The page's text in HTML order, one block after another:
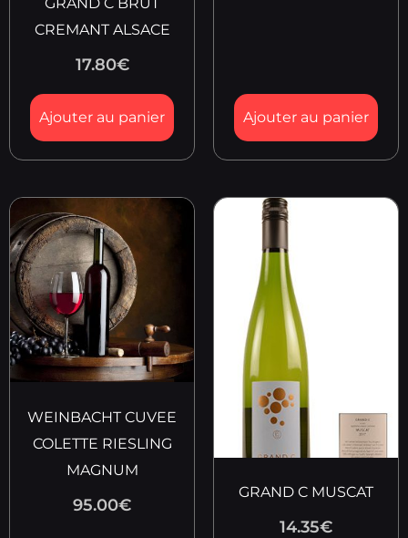
CREMANT ALSACE
17.80€
Ajouter au panier Ajouter au panier
WEINBACHT CUVEE
COLETTE RIESLING
MAGNUM
95.00€
GRAND C MUSCAT
14.35€